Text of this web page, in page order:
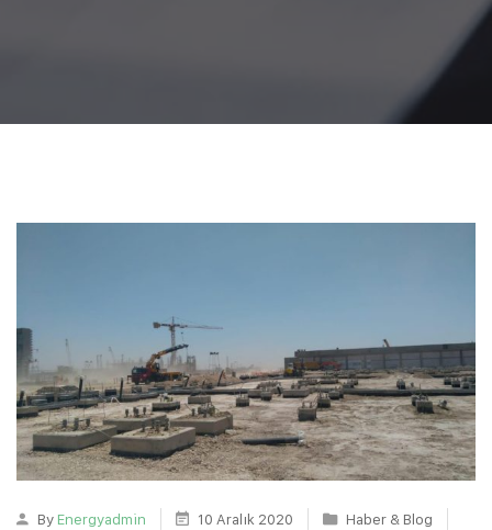
By Energyadmin 10 Aralık 2020
Haber & Blog